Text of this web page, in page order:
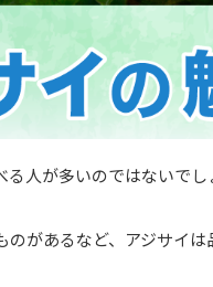
人が多いのではないでし
があるなど、アジサイ